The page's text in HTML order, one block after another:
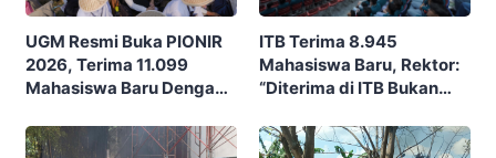
UGM Resmi Buka PIONIR
2026, Terima 11.099
Mahasiswa Baru Dengan
Membangun Bangsa”
ITB Terima 8.945
Mahasiswa Baru, Rektor:
“Diterima di ITB Bukan